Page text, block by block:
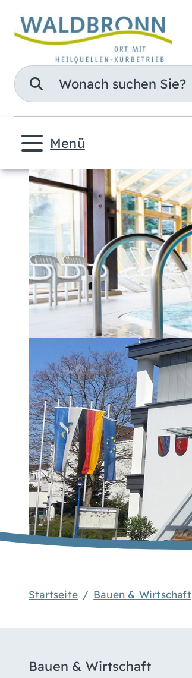
Suche
Menü
Startseite Bauen & Wirtschaft
Bauen & Wirtschaft